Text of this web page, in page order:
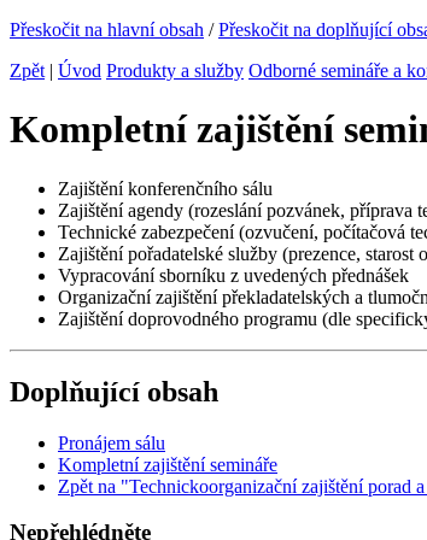
Přeskočit na hlavní obsah /Přeskočit na doplňující
Zpět | Úvod Produkty a služby Odborné semináře a
Kompletní zajištění
Zajištění konferenčního sálu
Zajištění agendy (rozeslání pozvánek, příprava
Technické zabezpečení (ozvučení, počítačová
Zajištění pořadatelské služby (prezence, starost
Vypracování sborníku z uvedených přednášek
Organizační zajištění překladatelských a
Zajištění doprovodného programu (dle
Doplňující obsah
Pronájem sálu
Kompletní zajištění semináře
Zpět na "Technickoorganizační zajištění porad
Nepřehlédněte